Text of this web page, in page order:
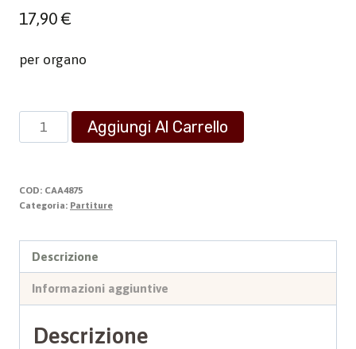
17,90€
per organo
Impressioni
Pastorali
Aggiungi Al Carrello
COD: CAA4875
Categoria: Partiture
Descrizione
Informazioni aggiuntive
Descrizione